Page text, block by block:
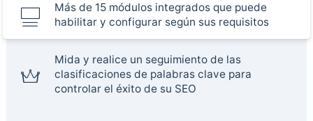
Más de 15 módulos integrados que puede
habilitar y configurar según sus requisitos
Mida y realice un seguimiento de las
clasificaciones de palabras clave para
controlar el éxito de su SEO